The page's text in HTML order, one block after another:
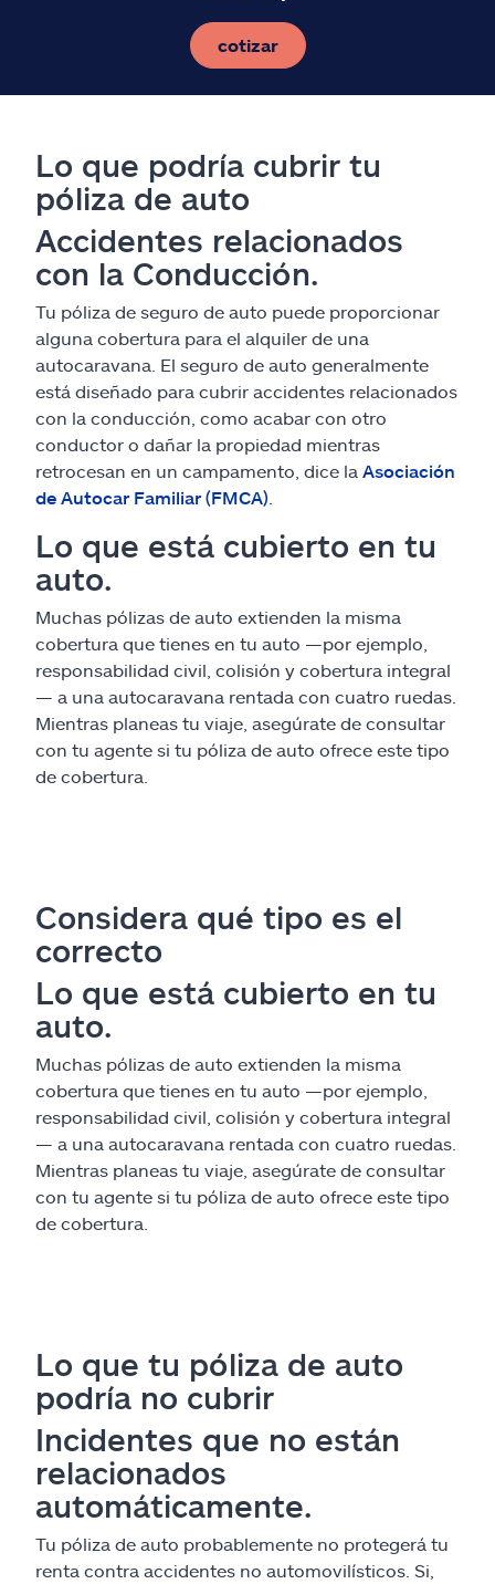
cotizar
Lo que podría cubrir tu
póliza de auto
Accidentes relacionados
con la Conducción.
Tu póliza de seguro de auto puede proporcionar
alguna cobertura para el alquiler de una
autocaravana. El seguro de auto generalmente
está diseñado para cubrir accidentes relacionados
con la conducción, como acabar con otro
conductor o dañar la propiedad mientras
retrocesan en un campamento, dice la Asociación
de Autocar Familiar (FMCA)
Lo que está cubierto en tu
auto.
Muchas pólizas de auto extienden la misma
cobertura que tienes en tu auto —por ejemplo,
responsabilidad civil, colisión y cobertura integral
— a una autocaravana rentada con cuatro ruedas.
Mientras planeas tu viaje, asegúrate de consultar
con tu agente si tu póliza de auto ofrece este tipo
de cobertura.
Considera qué tipo es el
correcto
Lo que está cubierto en tu
auto.
Muchas pólizas de auto extienden la misma
cobertura que tienes en tu auto —por ejemplo,
responsabilidad civil, colisión y cobertura integral
— a una autocaravana rentada con cuatro ruedas.
Mientras planeas tu viaje, asegúrate de consultar
con tu agente si tu póliza de auto ofrece este tipo
de cobertura.
Lo que tu póliza de auto
podría no cubrir
Incidentes que no están
relacionados
automáticamente.
Tu póliza de auto probablemente no protegerá tu
renta contra accidentes no automovilísticos. Si,